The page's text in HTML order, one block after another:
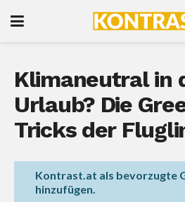
Klimaneutral in
Urlaub? Die
Tricks der
Kontrast.at als bevorzugte
hinzufügen.